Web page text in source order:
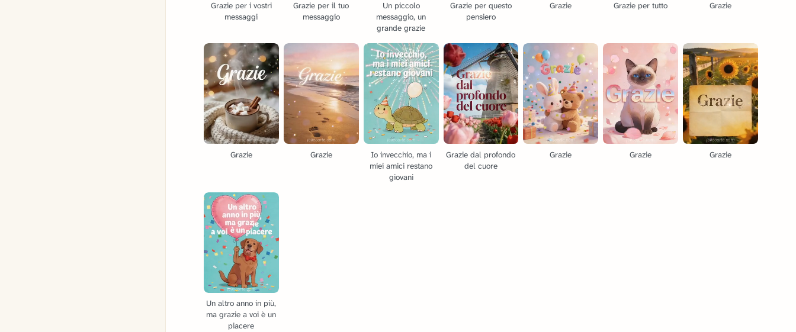
Grazie per i vostri
messaggi
Grazie per il tuo
messaggio
Un piccolo
messaggio, un
grande grazie
Grazie per questo
pensiero
Grazie Grazie per tutto Grazie
Grazie Grazie
Io invecchio, ma i
miei amici restano
giovani
Grazie dal profondo
del cuore
Grazie Grazie Grazie
Un altro anno in più,
ma grazie a voi è un
piacere